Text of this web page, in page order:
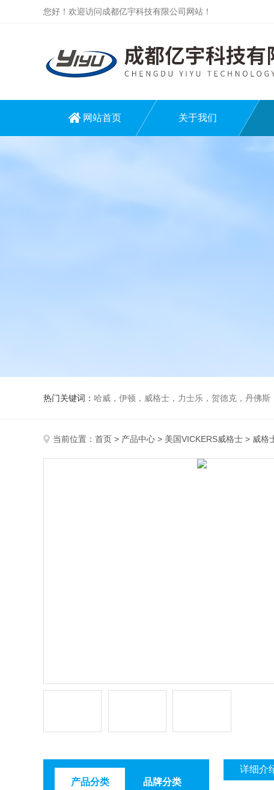
您好！欢迎访问成都亿宇科技有限公司网站！
网站首页 关于我们
热门关键词： 哈威，伊顿，威格士，力士乐，贺德克，丹佛斯
当前位置： 首页 > 产品中心 > 美国VICKERS威格士 > 威格
产品分类 品牌分类
详细介